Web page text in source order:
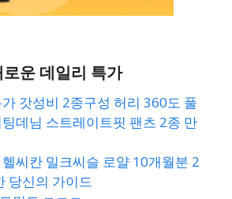
운 데일리 특가
갓성비 2종구성 허리 360도 풀
데님 스트레이트핏 팬츠 2종 만
씨칸 밀크씨슬 로얄 10개월분 2
당신의 가이드